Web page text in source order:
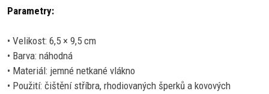
Parametry:
• Velikost: 6,5 × 9,5 cm
• Barva: náhodná
• Materiál: jemné netkané vlákno
• Použití: čištění stříbra, rhodiovaných šperků a kovových